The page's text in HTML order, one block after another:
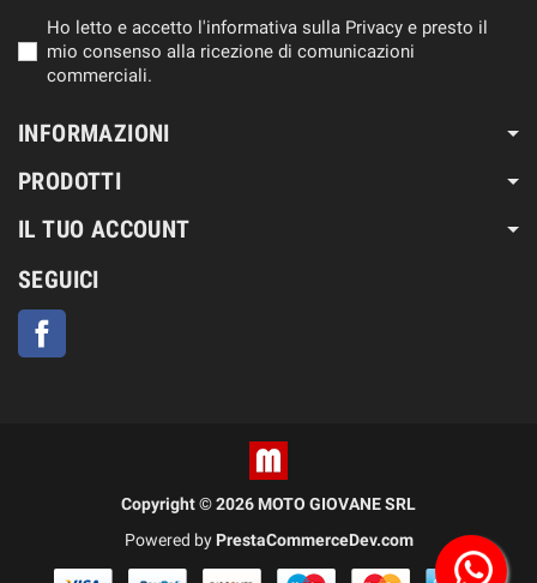
Ho letto e accetto l'informativa sulla Privacy e presto il
mio consenso alla ricezione di comunicazioni
commerciali.
INFORMAZIONI
PRODOTTI
IL TUO ACCOUNT
SEGUICI
Copyright © 2026 MOTO GIOVANE SRL
Powered by PrestaCommerceDev.com